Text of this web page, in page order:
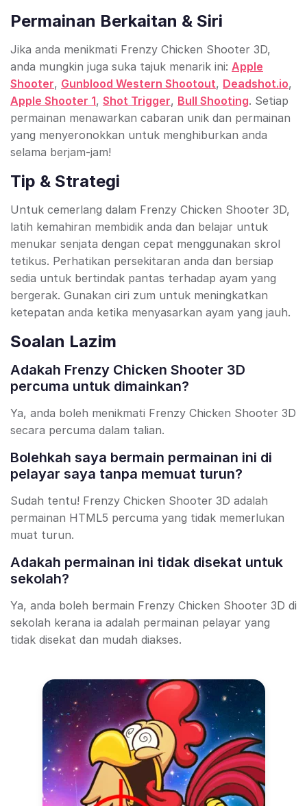
Permainan Berkaitan & Siri
Jika anda menikmati Frenzy Chicken Shooter 3D,
anda mungkin juga suka tajuk menarik ini: Apple
Shooter, Gunblood Western Shootout, Deadshot.io,
Apple Shooter 1, Shot Trigger, Bull Shooting. Setiap
permainan menawarkan cabaran unik dan permainan
yang menyeronokkan untuk menghiburkan anda
selama berjam-jam!
Tip & Strategi
Untuk cemerlang dalam Frenzy Chicken Shooter 3D,
latih kemahiran membidik anda dan belajar untuk
menukar senjata dengan cepat menggunakan skrol
tetikus. Perhatikan persekitaran anda dan bersiap
sedia untuk bertindak pantas terhadap ayam yang
bergerak. Gunakan ciri zum untuk meningkatkan
ketepatan anda ketika menyasarkan ayam yang jauh.
Soalan Lazim
Adakah Frenzy Chicken Shooter 3D
percuma untuk dimainkan?
Ya, anda boleh menikmati Frenzy Chicken Shooter 3D
secara percuma dalam talian.
Bolehkah saya bermain permainan ini di
pelayar saya tanpa memuat turun?
Sudah tentu! Frenzy Chicken Shooter 3D adalah
permainan HTML5 percuma yang tidak memerlukan
muat turun.
Adakah permainan ini tidak disekat untuk
sekolah?
Ya, anda boleh bermain Frenzy Chicken Shooter 3D di
sekolah kerana ia adalah permainan pelayar yang
tidak disekat dan mudah diakses.